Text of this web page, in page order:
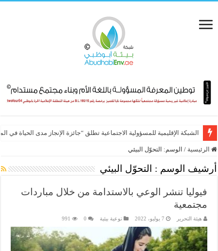
الشبكة الإقليمية للمسؤولية الاجتماعية تطلق “جائزة الإنجاز مدى الحياة في
Inc. Arabia Women Of Influence 2026 تحتفي بـ 60 مرأة قيادية
الرئيسية / الوسم: التحوّل البيئي
أرشيف الوسم : التحوّل البيئي
فيوليا تنشر الوعي بالاستدامة من خلال مباردات
مجتمعية
هيئة التحرير 7 يوليو، 2022 توعية بيئية 0
991